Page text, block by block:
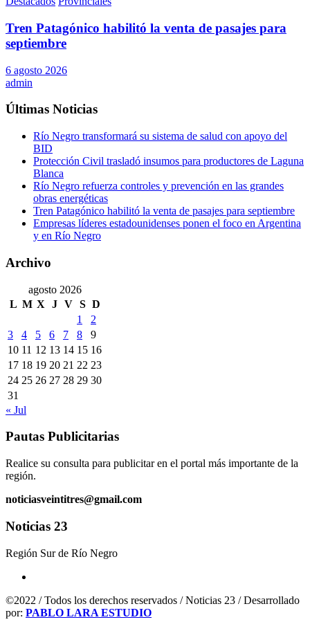
Tren Patagónico habilitó la venta de pasajes para
septiembre
6 agosto 2026
admin
Últimas Noticias
Río Negro transformará su sistema de salud con apoyo del
BID
Protección Civil trasladó insumos para productores de Laguna
Blanca
Río Negro refuerza controles y prevención en las grandes
obras energéticas
Tren Patagónico habilitó la venta de pasajes para septiembre
Empresas líderes estadounidenses ponen el foco en Argentina
y en Río Negro
Archivo
agosto 2026
L M X J V S D
1
2
3
4 5 6 7 8
9
10 11 12 13 14 15 16
17 18 19 20 21 22 23
24 25 26 27 28 29 30
31
« Jul
Pautas Publicitarias
Realice su consulta para publicitar en el portal más importante de la
región.
noticiasveintitres@gmail.com
Noticias 23
Región Sur de Río Negro
©2022 / Todos los derechos reservados / Noticias 23 / Desarrollado
por: PABLO LARA ESTUDIO